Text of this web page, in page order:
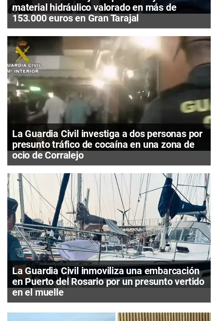
material hidráulico valorado en más de
153.000 euros en Gran Tarajal
La Guardia Civil investiga a dos personas por
presunto tráfico de cocaína en una zona de
ocio de Corralejo
La Guardia Civil inmoviliza una embarcación
en Puerto del Rosario por un presunto vertido
en el muelle